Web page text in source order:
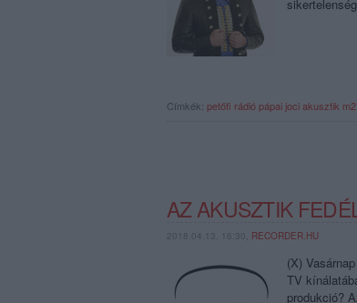
Címkék: petőfi rádió pápai jociakusztik
AZ AKUSZTIK
2018.04.13. 16:30, RECORDER.HU
(X)
TV
produkció?